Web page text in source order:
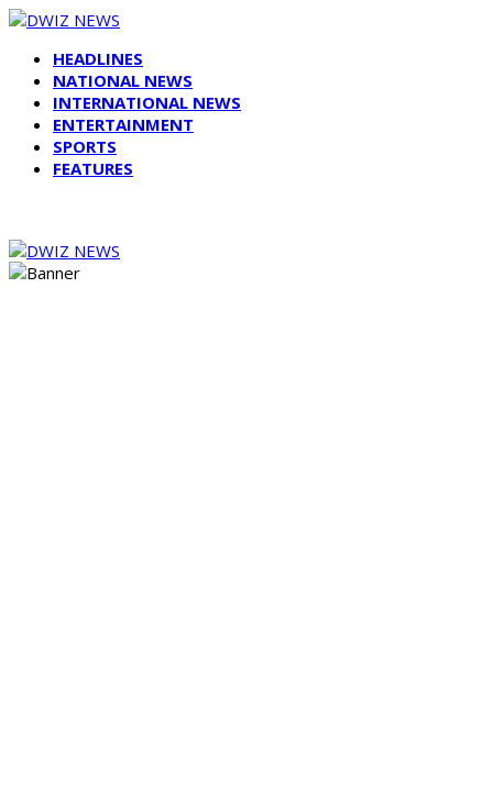
HEADLINES
NATIONAL NEWS
INTERNATIONAL NEWS
ENTERTAINMENT
SPORTS
FEATURES